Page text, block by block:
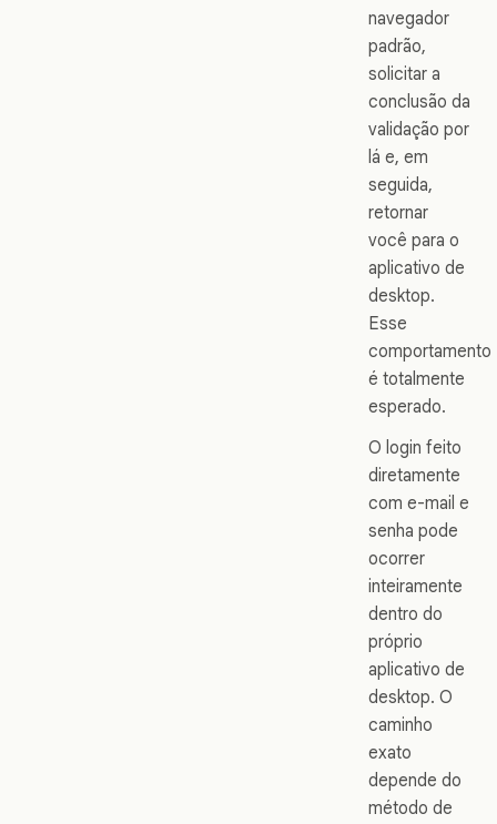
navegador
padrão,
solicitar a
conclusão da
validação por
lá e, em
seguida,
retornar
você para o
aplicativo de
desktop.
Esse
comportamento
é totalmente
esperado.
O login feito
diretamente
com e-mail e
senha pode
ocorrer
inteiramente
dentro do
próprio
aplicativo de
desktop. O
caminho
exato
depende do
método de